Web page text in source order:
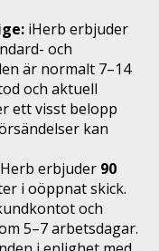
iHerb erbjuder
och
är normalt 7–14
och aktuell
ett visst belopp
kan
erbjuder 90
i oöppnat skick.
och
5–7 arbetsdagar.